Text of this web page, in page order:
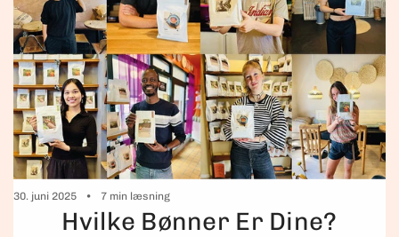
30. juni 2025 7 min læsning
Hvilke Bønner Er Dine?